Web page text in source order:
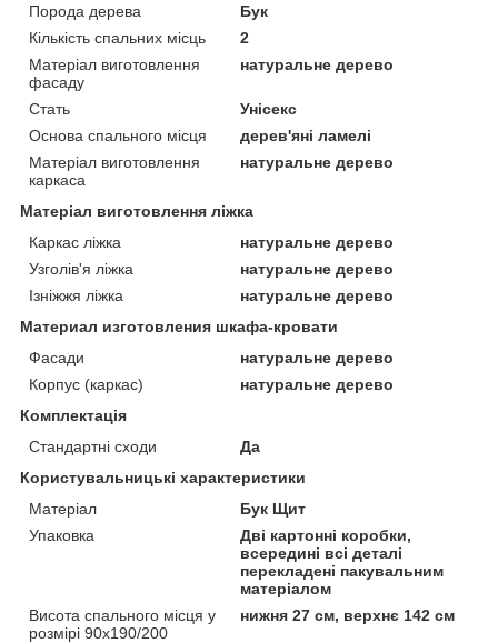
Порода дерева
Бук
Кількість спальних місць
2
Матеріал виготовлення
фасаду
натуральне дерево
Стать
Унісекс
Основа спального місця
дерев'яні ламелі
Матеріал виготовлення
каркаса
натуральне дерево
Матеріал виготовлення ліжка
Каркас ліжка
натуральне дерево
Узголів'я ліжка
натуральне дерево
Ізніжжя ліжка
натуральне дерево
Материал изготовления шкафа-кровати
Фасади
натуральне дерево
Корпус (каркас)
натуральне дерево
Комплектація
Стандартні сходи
Да
Користувальницькі характеристики
Матеріал
Бук Щит
Упаковка
Дві картонні коробки,
всередині всі деталі
перекладені пакувальним
матеріалом
Висота спального місця у
розмірі 90х190/200
нижня 27 см, верхнє 142 см